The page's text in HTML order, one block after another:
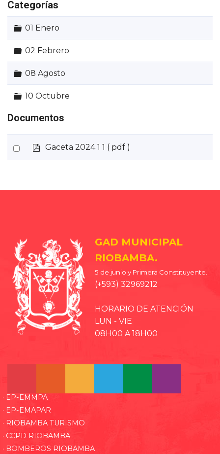
Categorías
Carpeta
01 Enero
Carpeta
02 Febrero
Carpeta
08 Agosto
Carpeta
10 Octubre
Documentos
Select
pGaceta 2024 1 1 ( pdf )
GAD MUNICIPAL
RIOBAMBA.
5 de junio y Primera Constituyente.
(+593) 32969212
HORARIO DE ATENCIÓN
LUN - VIE
08H00 A 18H00
· EP-EMMPA
· EP-EMAPAR
· RIOBAMBA TURISMO
· CCPD RIOBAMBA
· BOMBEROS RIOBAMBA